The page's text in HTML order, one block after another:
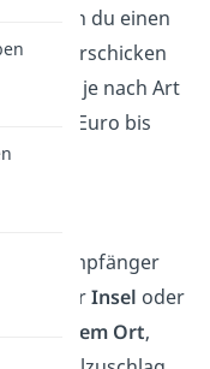
Wenn du einen
verschicken
du je nach Art
0,10 Euro bis
der Empfänger
auf einerInsel oder
Ort,